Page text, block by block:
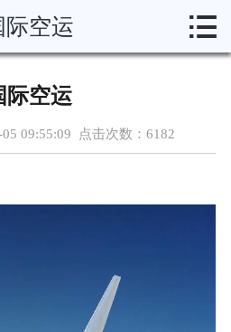
资质荣誉
际空运 
际空运
09:55:09 点击次数： 6182